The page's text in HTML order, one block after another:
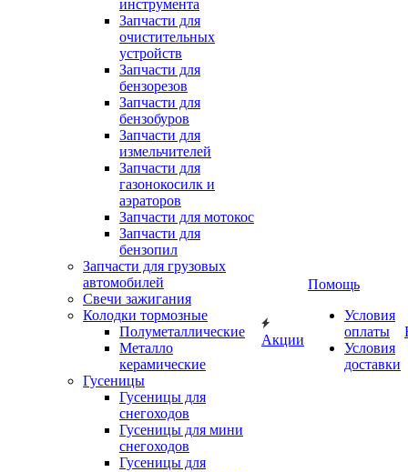
инструмента
Запчасти для
очистительных
устройств
Запчасти для
бензорезов
Запчасти для
бензобуров
Запчасти для
измельчителей
Запчасти для
газонокосилк и
аэраторов
Запчасти для мотокос
Запчасти для
бензопил
Запчасти для грузовых
автомобилей
Свечи зажигания
Колодки тормозные
Полуметаллические
Металло
керамические
Гусеницы
Гусеницы для
снегоходов
Гусеницы для мини
снегоходов
Гусеницы для
Акции
Помощь
Условия
оплаты
Условия
доставки